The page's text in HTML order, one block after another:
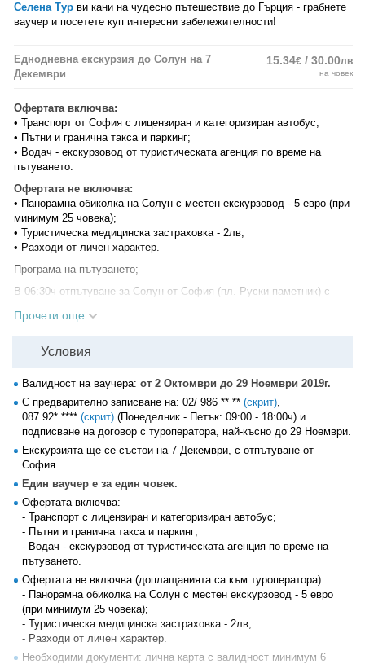
Селена Тур ви кани на чудесно пътешествие до Гърция - грабнете
ваучер и посетете куп интересни забележителности!
Еднодневна екскурзия до Солун на 7
Декември
15.34€ / 30.00лв
на човек
Офертата включва:
• Транспорт от София с лицензиран и категоризиран автобус;
• Пътни и гранична такса и паркинг;
• Водач - екскурзовод от туристическата агенция по време на
пътуването.
Офертата не включва:
• Панорамна обиколка на Солун с местен екскурзовод - 5 евро (при
минимум 25 човека);
• Туристическа медицинска застраховка - 2лв;
• Разходи от личен характер.
Програма на пътуването;
В 06:30ч отпътуване за Солун от София (пл. Руски паметник) с
пристигане в Солун (Тесалоники), втория по големина град в
4в.пр.Хр и наречен на сестра му Тесалоники. Градът е включен в
В 11:30ч по желание и срещу допълнително заплащане -
панорамна туристическа обиколка на града с местен екскурзовод.
Или самостоятелно разглеждане на града - посещение на църквата
"Св. Димитър" - светеца, покровител на града, живял през 4 век,
време за пазар и разходка в центъра на Солун, възможност за
плаване с кораб в залива.
В 17:30ч отпътуване за България. Пристигане в София на Руски
паметник късно вечерта.
Прочети още
Условия
Валидност на ваучера: от 2 Октомври до 29 Ноември 2019г.
С предварително записване на: 02/ 986 ** ** (скрит),
087 92* **** (скрит) (Понеделник - Петък: 09:00 - 18:00ч) и
подписване на договор с туроператора, най-късно до 29 Ноември.
Екскурзията ще се състои на 7 Декември, с отпътуване от
София.
Един ваучер е за един човек.
Офертата включва:
- Транспорт с лицензиран и категоризиран автобус;
- Пътни и гранична такса и паркинг;
- Водач - екскурзовод от туристическата агенция по време на
пътуването.
Офертата не включва (доплащанията са към туроператора):
- Панорамна обиколка на Солун с местен екскурзовод - 5 евро
(при минимум 25 човека);
- Туристическа медицинска застраховка - 2лв;
- Разходи от личен характер.
Необходими документи: лична карта с валидност минимум 6